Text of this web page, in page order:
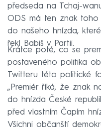
předseda na Tchaj-
ODS má ten znak
do našeho hnízda,
řekl Babiš v Partii.
Krátce poté, co se
postaveného politika
Twitteru této politické
„Premiér říká, že znak
do hnízda České
před vlastním Čapím
Všichni občanští